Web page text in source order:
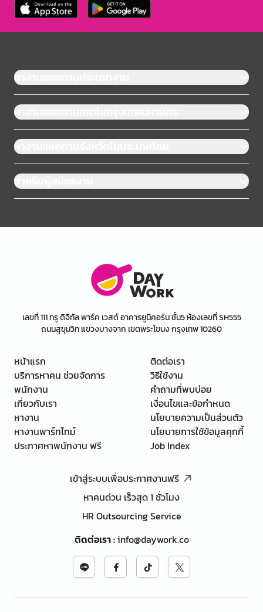
หางานแยกตามประเภทงาน
หางานแยกตามเขตในกรุงเทพมหานคร
หางานแยกตามจังหวัดในประเทศไทย
สำหรับผู้สมัครงาน
เลขที่ 111 ทรู ดิจิทัล พาร์ค เวสต์ อาคารยูนิคอร์น ชั้น5 ห้องเลขที่ SH555
ถนนสุขุมวิท แขวงบางจาก เขตพระโขนง กรุงเทพ 10260
หน้าแรก
บริการหาคน ช่วยจัดการ
พนักงาน
เกี่ยวกับเรา
หางาน
หางานพาร์ทไทม์
ประกาศหาพนักงาน ฟรี
ติดต่อเรา
วิธีใช้งาน
คำถามที่พบบ่อย
เงื่อนไขและข้อกำหนด
นโยบายความเป็นส่วนตัว
นโยบายการใช้ข้อมูลคุกกี้
Job Index
เข้าสู่ระบบเพื่อประกาศงานฟรี
หาคนด่วน เร็วสุด 1 ชั่วโมง
HR Outsourcing Service
ติดต่อเรา:info@daywork.co